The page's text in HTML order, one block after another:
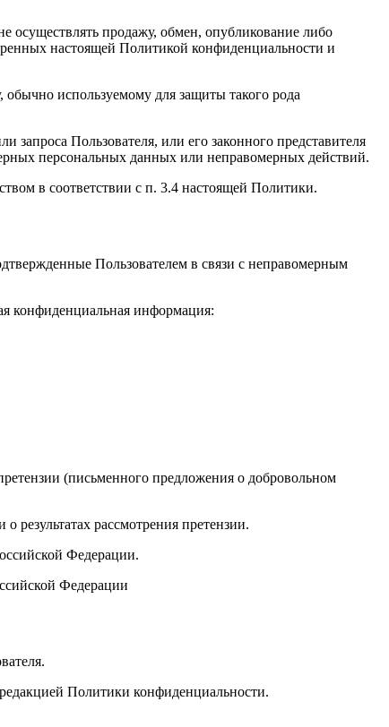
осуществлять продажу, обмен, опубликование либо
настоящей Политикой конфиденциальности и
используемому для защиты такого рода
Пользователя, или его законного представителя
персональных данных или неправомерных действий.
в соответствии с п. 3.4 настоящей Политики.
Пользователем в связи с неправомерным
конфиденциальная информация:
(письменного предложения о добровольном
результатах рассмотрения претензии.
Федерации.
Федерации
Политики конфиденциальности.